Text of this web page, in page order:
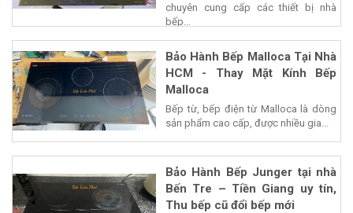
chuyên cung cấp các thiết bị nhà
bếp...
Bảo Hành Bếp Malloca Tại Nhà
HCM - Thay Mặt Kính Bếp
Malloca
Bếp từ, bếp điện từ Malloca là dòng
sản phẩm cao cấp, được nhiều gia...
Bảo Hành Bếp Junger tại nhà
Bến Tre – Tiền Giang uy tín,
Thu bếp cũ đổi bếp mới